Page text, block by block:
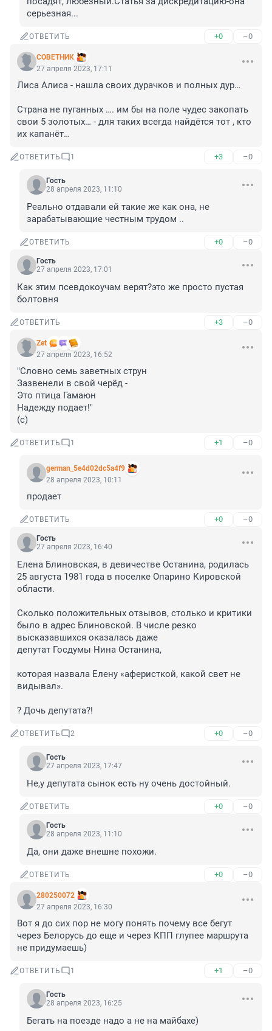
серьезная...
ОТВЕТИТЬ +0 –0
СОВЕТНИК
27 апреля 2023, 17:11
Лиса Алиса - нашла своих дурачков и полных дур…
Страна не пуганных …. им бы на поле чудес закопать
свои 5 золотых… - для таких всегда найдётся тот , кто
их капанёт…
ОТВЕТИТЬ 1 +3 –0
Гость
28 апреля 2023, 11:10
Реально отдавали ей такие же как она, не
зарабатывающие честным трудом ..
ОТВЕТИТЬ +0 –0
Гость
27 апреля 2023, 17:01
Как этим псевдокоучам верят?это же просто пустая
болтовня
ОТВЕТИТЬ +3 –0
Zet
27 апреля 2023, 16:52
"Словно семь заветных струн
Зазвенели в свой черёд -
Это птица Гамаюн
Надежду подает!"
(с)
ОТВЕТИТЬ 1 +1 –0
german_5e4d02dc5a4f9
28 апреля 2023, 10:11
продает
ОТВЕТИТЬ +0 –0
Гость
27 апреля 2023, 16:40
Елена Блиновская, в девичестве Останина, родилась
25 августа 1981 года в поселке Опарино Кировской
области.
Сколько положительных отзывов, столько и критики
было в адрес Блиновской. В числе резко
высказавшихся оказалась даже
депутат Госдумы Нина Останина,
которая назвала Елену «аферисткой, какой свет не
видывал».
? Дочь депутата?!
ОТВЕТИТЬ 2 +0 –0
Гость
27 апреля 2023, 17:47
Не,у депутата сынок есть ну очень достойный.
ОТВЕТИТЬ +0 –0
Гость
28 апреля 2023, 11:10
Да, они даже внешне похожи.
ОТВЕТИТЬ +0 –0
280250072
27 апреля 2023, 16:30
Вот я до сих пор не могу понять почему все бегут
через Белорусь до еще и через КПП глупее маршрута
не придумаешь)
ОТВЕТИТЬ 1 +1 –0
Гость
28 апреля 2023, 16:25
Бегать на поезде надо а не на майбахе)